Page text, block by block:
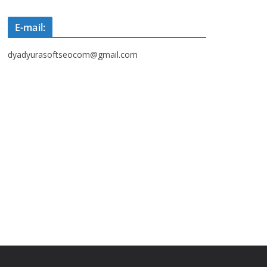
E-mail:
dyadyurasoftseocom@gmail.com